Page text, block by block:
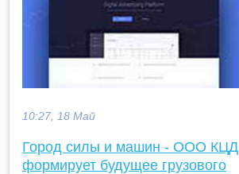
10:27, 18 Май
Город силы и машин - ООО КЦД
формирует будущее грузового